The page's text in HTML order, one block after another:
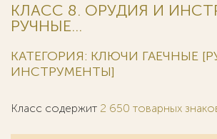
КЛАСС 8. ОРУДИЯ И
РУЧНЫЕ...
КАТЕГОРИЯ: КЛЮЧИ ГАЕЧНЫЕ
ИНСТРУМЕНТЫ]
Класс содержит 2 650 товарных